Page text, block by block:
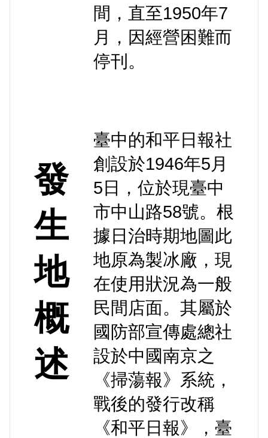
間，直至1950年7
月，因經營困難而
停刊。
發
生
地
概
述
臺中的和平日報社
創設於1946年5月
5日，位於現臺中
市中山路58號。根
據日治時期地圖此
地原為製冰廠，現
在使用狀況為一般
民間店面。其屬於
國防部宣傳處總社
設於中國南京之
《掃蕩報》系統，
戰後的發行改稱
《和平日報》，臺